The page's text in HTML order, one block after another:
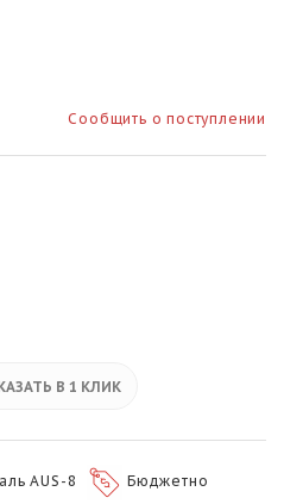
Сообщить о поступлении
В 1 КЛИК
AUS-8 Бюджетно